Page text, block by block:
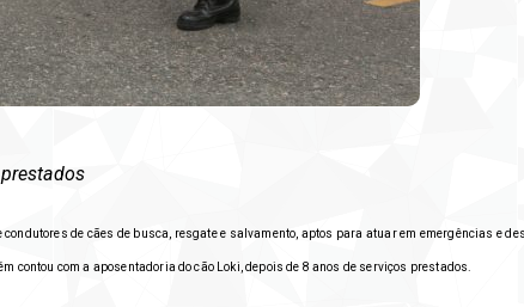
de cães de busca, resgate e salvamento, aptos para atuar em emergências e
contou com a aposentadoria do cão Loki, depois de 8 anos de serviços prestados.